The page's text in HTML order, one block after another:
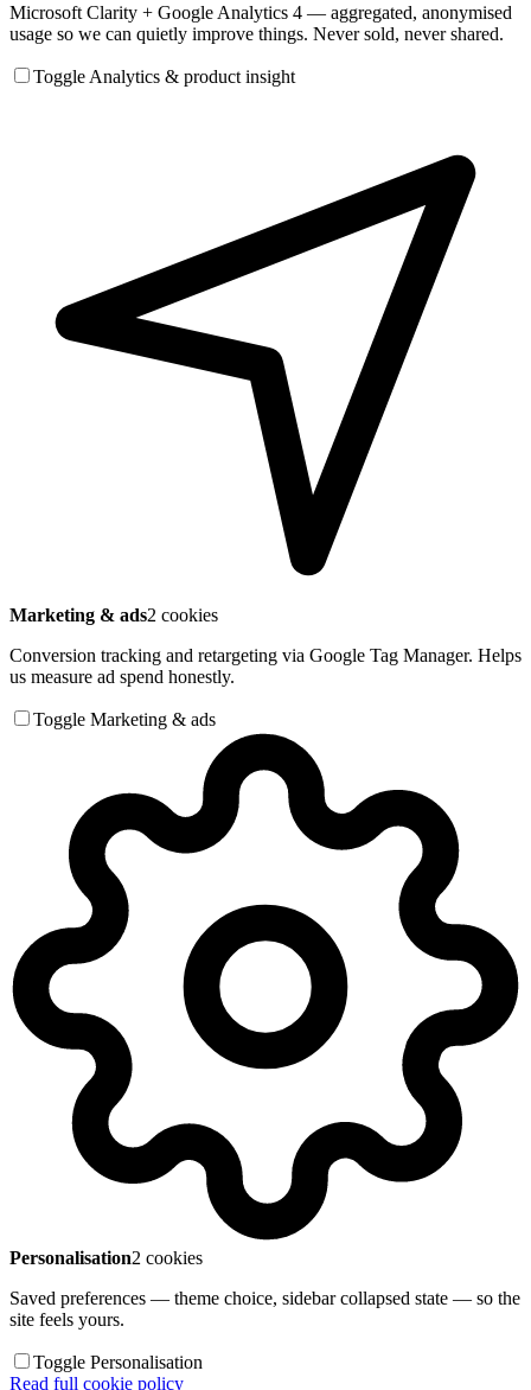
Microsoft Clarity + Google Analytics 4 — aggregated, anonymised
usage so we can quietly improve things. Never sold, never shared.
Toggle Analytics & product insight
Marketing & ads2 cookies
Conversion tracking and retargeting via Google Tag Manager. Helps
us measure ad spend honestly.
Toggle Marketing & ads
Personalisation2 cookies
Saved preferences — theme choice, sidebar collapsed state — so the
site feels yours.
Toggle Personalisation
Read full cookie policy